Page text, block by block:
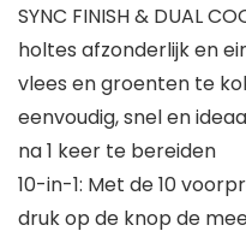
SYNC FINISH & DUAL
holtes afzonderlijk en
vlees en groenten te
eenvoudig, snel en
na 1 keer te bereiden
10-in-1: Met de 10
druk op de knop de